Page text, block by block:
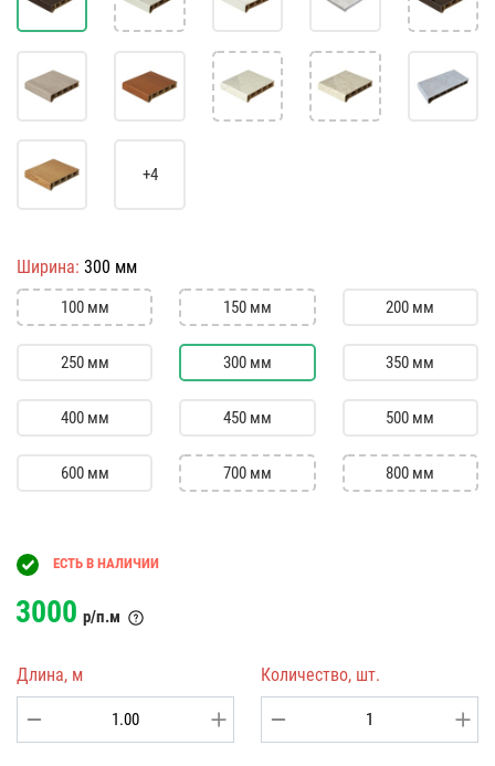
+4
Ширина: 300 мм
100 мм 150 мм 200 мм
250 мм 300 мм 350 мм
400 мм 450 мм 500 мм
600 мм 700 мм 800 мм
ЕСТЬ В НАЛИЧИИ
3000 р/п.м
Длина, м Количество, шт.